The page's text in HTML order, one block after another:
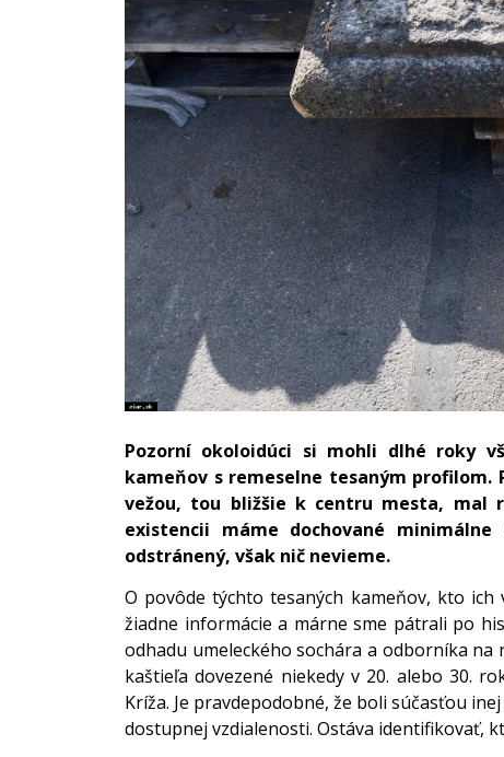
Pozorní okoloidúci si mohli dlhé roky
kameňov s remeselne tesaným
vežou, tou bližšie k centru mesta, mal
existencii máme dochované
odstránený, však nič nevieme.
O povôde týchto tesaných kameňov, kto
žiadne informácie a márne sme pátrali po
odhadu umeleckého sochára a odborníka
kaštieľa dovezené niekedy v 20. alebo 30.
Kríža. Je pravdepodobné, že boli súčasťou
dostupnej vzdialenosti. Ostáva identifikovať,